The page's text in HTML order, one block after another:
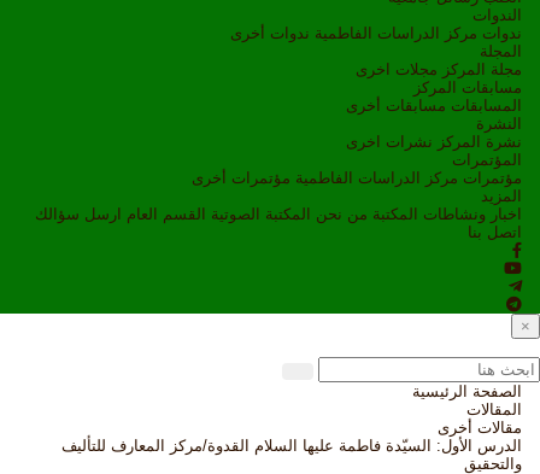
الندوات
ندوات مركز الدراسات الفاطمية ندوات أخرى
المجلة
مجلة المركز مجلات اخرى
مسابقات المركز
المسابقات مسابقات أخرى
النشرة
نشرة المركز نشرات اخرى
المؤتمرات
مؤتمرات مركز الدراسات الفاطمية مؤتمرات أخرى
المزيد
اخبار ونشاطات
المكتبة من نحن المكتبة الصوتية القسم العام ارسل سؤالك
اتصل بنا
×
الصفحة الرئيسية
المقالات
مقالات أخرى
الدرس الأول: السيّدة فاطمة عليها السلام القدوة/مركز المعارف للتأليف
والتحقيق